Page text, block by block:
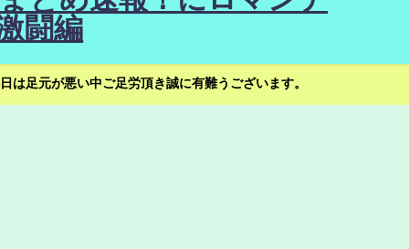
闘編
足元が悪い中ご足労頂き誠に有難うございます。